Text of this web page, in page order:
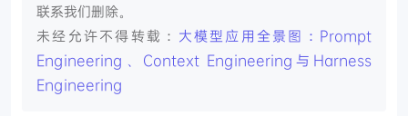
联系我们删除。
未经允许不得转载： 大模型应用全景图：Prompt
Engineering、Context Engineering与Harness
Engineering